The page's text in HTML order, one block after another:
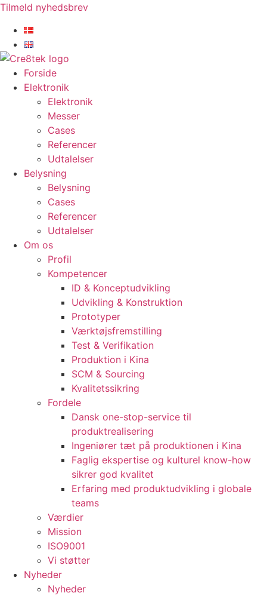
Videre
indhold
Tilmeld nyhedsbrev
Forside
Elektronik
Elektronik
Messer
Cases
Referencer
Udtalelser
Belysning
Belysning
Cases
Referencer
Udtalelser
Om os
Profil
Kompetencer
ID & Konceptudvikling
Udvikling & Konstruktion
Prototyper
Værktøjsfremstilling
Test & Verifikation
Produktion i Kina
SCM & Sourcing
Kvalitetssikring
Fordele
Dansk one-stop-service til
produktrealisering
Ingeniører tæt på produktionen i Kina
Faglig ekspertise og kulturel know-how
sikrer god kvalitet
Erfaring med produktudvikling i globale
teams
Værdier
Mission
ISO9001
Vi støtter
Nyheder
Nyheder